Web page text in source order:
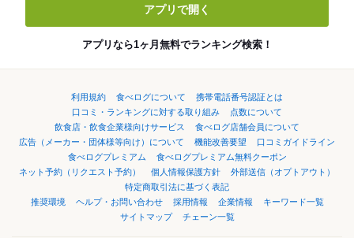
アプリで開く
アプリなら1ヶ月無料でランキング検索！
利用規約 食べログについて
携帯電話番号認証とは
口コミ・ランキングに対する取り組み
点数について
飲食店・飲食企業様向けサービス
食べログ店舗会員について
広告（メーカー・団体様等向け）について
機能改善要望
口コミガイドライン
食べログプレミアム
食べログプレミアム無料クーポン
ネット予約（リクエスト予約）
個人情報保護方針
外部送信（オプトアウト）
特定商取引法に基づく表記
推奨環境
ヘルプ・お問い合わせ 採用情報 企業情報
キーワード一覧
サイトマップ
チェーン一覧